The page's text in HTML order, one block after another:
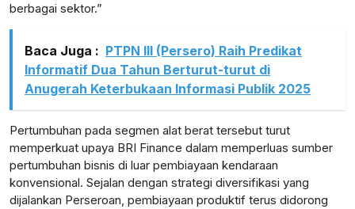
berbagai sektor.”
Baca Juga : PTPN III (Persero) Raih Predikat
Informatif Dua Tahun Berturut-turut di
Anugerah Keterbukaan Informasi Publik 2025
Pertumbuhan pada segmen alat berat tersebut turut
memperkuat upaya BRI Finance dalam memperluas sumber
pertumbuhan bisnis di luar pembiayaan kendaraan
konvensional. Sejalan dengan strategi diversifikasi yang
dijalankan Perseroan, pembiayaan produktif terus didorong